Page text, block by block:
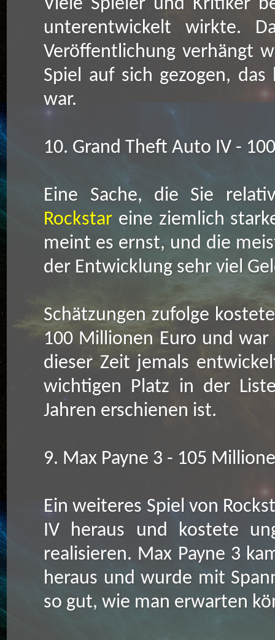
Viele Spieler und Kritiker
unterentwickelt wirkte.
Veröffentlichung verhängt
Spiel auf sich gezogen,
war.
10. Grand Theft Auto IV -
Eine Sache, die Sie
Rockstar eine ziemlich
meint es ernst, und die
der Entwicklung sehr viel
Schätzungen zufolge
100 Millionen Euro und
dieser Zeit jemals
wichtigen Platz in der
Jahren erschienen ist.
9. Max Payne 3 - 105
Ein weiteres Spiel von
IV heraus und kostete
realisieren. Max Payne 3
heraus und wurde mit
so gut, wie man erwarten